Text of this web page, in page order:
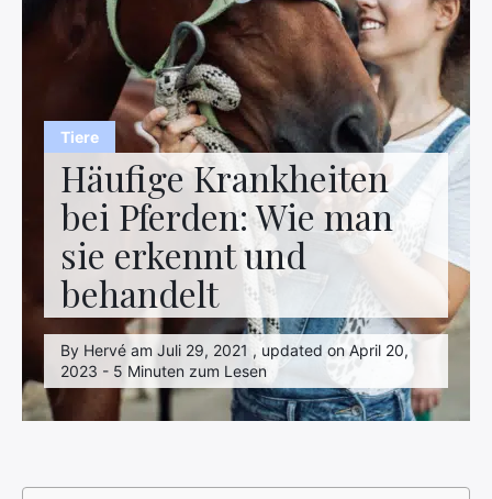
Tiere
Häufige Krankheiten
bei Pferden: Wie man
sie erkennt und
behandelt
By Hervé am Juli 29, 2021 , updated on April 20,
2023 - 5 Minuten zum Lesen
Unternehmen
Hightech
Freizeit